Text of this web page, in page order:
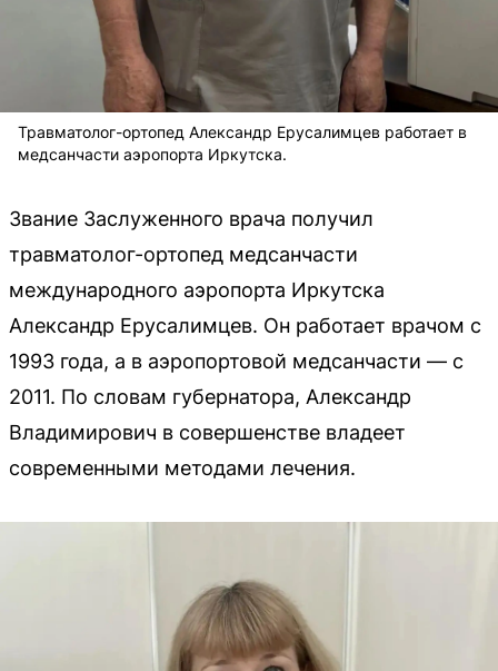
Травматолог-ортопед Александр Ерусалимцев работает в
медсанчасти аэропорта Иркутска.
Звание Заслуженного врача получил
травматолог-ортопед медсанчасти
международного аэропорта Иркутска
Александр Ерусалимцев. Он работает врачом с
1993 года, а в аэропортовой медсанчасти — с
2011. По словам губернатора, Александр
Владимирович в совершенстве владеет
современными методами лечения.